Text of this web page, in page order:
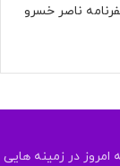
ناصر خسرو
کرده و تا به امروز در زمینه هایی